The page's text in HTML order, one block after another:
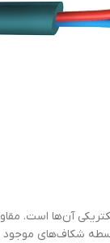
آن‌ها است.
شکاف‌های موجود